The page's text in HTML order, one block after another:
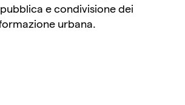
e condivisione dei
urbana.